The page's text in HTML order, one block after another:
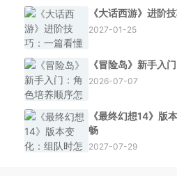
《大话西游》进阶
2027-01-25
《冒险岛》新手入
2026-07-07
《最终幻想14》版
畅
2027-07-29